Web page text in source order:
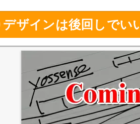
デザインは後回しでい